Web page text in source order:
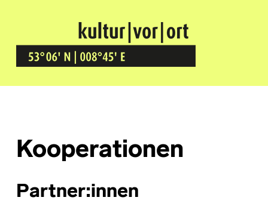
Kultur Vor Ort
BREMEN GRÖPELINGEN
Kooperationen
Partner:innen